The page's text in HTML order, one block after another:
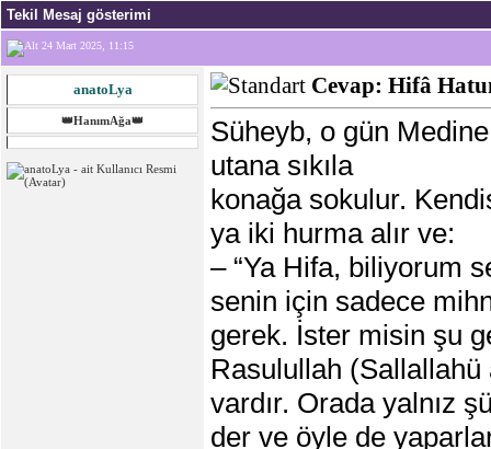
Tekil Mesaj gösterimi
24 Mart 2025, 11:15
anatoLya
👑HanımAğa👑
Cevap: Hifâ
Süheyb, o gün
utana sıkıla
konağa sokulur.
ya iki hurma alır ve:
– “Ya Hifa, biliyorum
senin için sadece
gerek. İster misin şu
Rasulullah
vardır. Orada yalnız
der ve öyle de